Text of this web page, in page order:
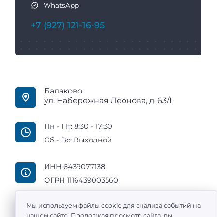
WhatsApp
+7 (927) 121-16-95
Балаково
ул. Набережная Леонова, д. 63/1
Пн - Пт: 8:30 - 17:30
Сб - Вс: Выходной
ИНН 6439077138
ОГРН 1116439003560
Мы используем файлы cookie для анализа событий на
нашем сайте. Продолжая просмотр сайта, вы